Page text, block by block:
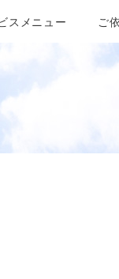
スメニュー ご